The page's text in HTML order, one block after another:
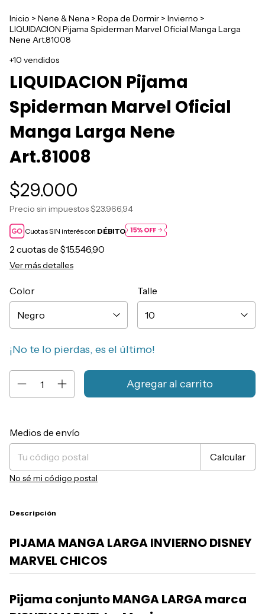
Inicio > Nene & Nena > Ropa de Dormir > Invierno >
LIQUIDACION Pijama Spiderman Marvel Oficial Manga Larga
Nene Art.81008
+10 vendidos
LIQUIDACION Pijama
Spiderman Marvel Oficial
Manga Larga Nene
Art.81008
$29.000
Precio sin impuestos$23.966,94
Cuotas SIN interés con DÉBITO
2 cuotas de $15.546,90
Ver más detalles
Color Talle
¡No te lo pierdas, es el último!
Entregas para el CP:
Medios de envío
Calcular
No sé mi código postal
Descripción
PIJAMA MANGA LARGA INVIERNO DISNEY
MARVEL CHICOS
Pijama conjunto MANGA LARGA marca